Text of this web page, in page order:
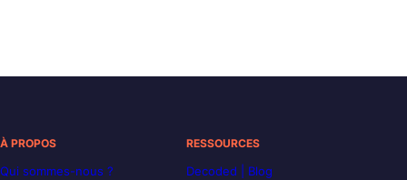
À PROPOS
Qui sommes-nous ?
RESSOURCES
Decoded | Blog